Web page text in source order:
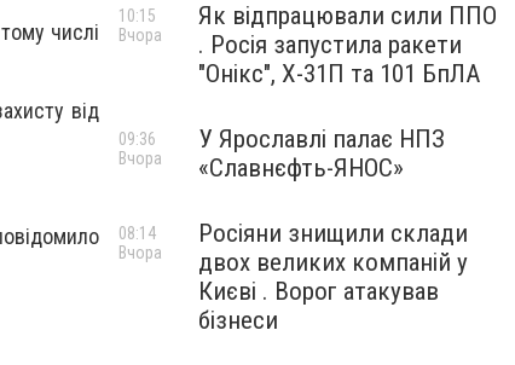
числі
від
Як відпрацювали сили ППО
. Росія запустила ракети
"Онікс", Х-31П та 101 БпЛА
10:15
Вчора
У Ярославлі палає НПЗ
«Славнєфть-ЯНОС»
09:36
Вчора
Росіяни знищили склади
двох великих компаній у
Києві . Ворог атакував
бізнеси
08:14
Вчора